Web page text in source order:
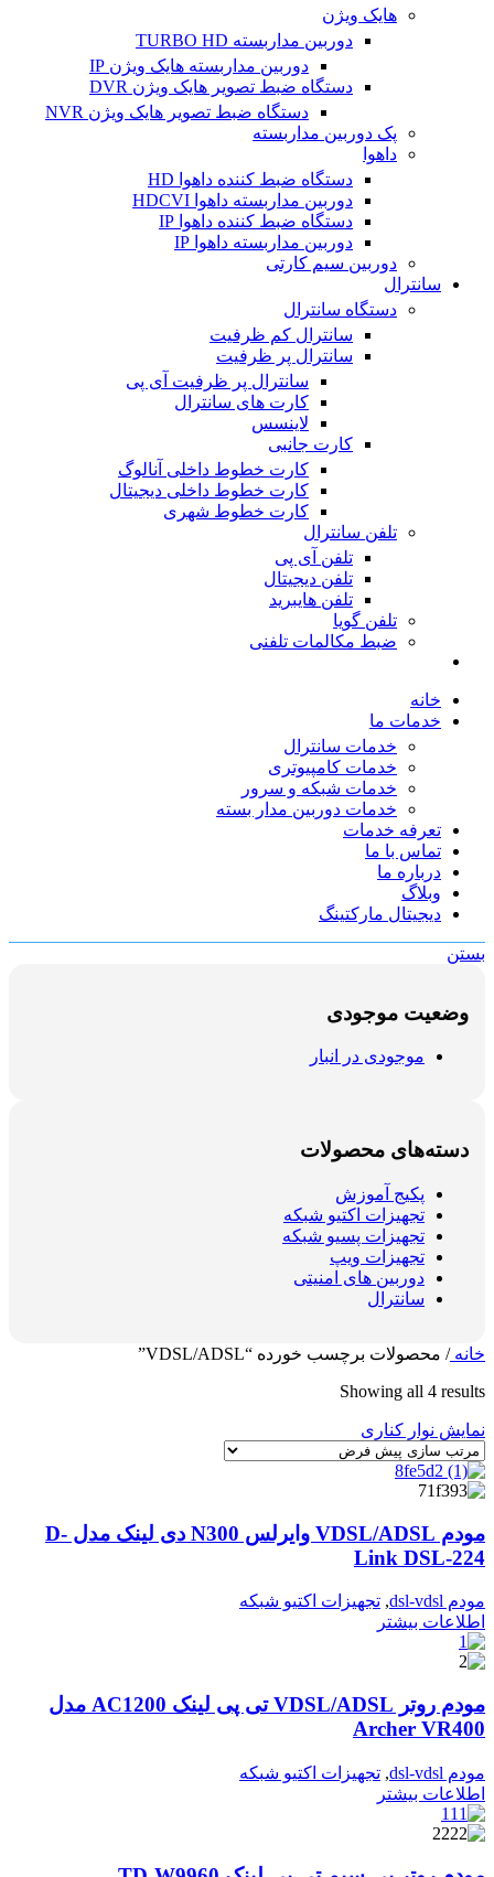
هایک ویژن
دوربین مداربسته TURBO HD
دوربین مداربسته هایک ویژن IP
دستگاه ضبط تصویر هایک ویژن DVR
دستگاه ضبط تصویر هایک ویژن NVR
پک دوربین مداربسته
داهوا
دستگاه ضبط کننده داهوا HD
دوربین مداربسته داهوا HDCVI
دستگاه ضبط کننده داهوا IP
دوربین مداربسته داهوا IP
دوربین سیم کارتی
سانترال
دستگاه سانترال
سانترال کم ظرفیت
سانترال پر ظرفیت
سانترال پر ظرفیت آی پی
کارت های سانترال
لاینسس
کارت جانبی
کارت خطوط داخلی آنالوگ
کارت خطوط داخلی دیجیتال
کارت خطوط شهری
تلفن سانترال
تلفن آی پی
تلفن دیجیتال
تلفن هایبرید
تلفن گویا
ضبط مکالمات تلفنی
خانه
خدمات ما
خدمات سانترال
خدمات کامپیوتری
خدمات شبکه و سرور
خدمات دوربین مدار بسته
تعرفه خدمات
تماس با ما
درباره ما
وبلاگ
دیجیتال مارکتینگ
بستن
وضعیت موجودی
موجودی در انبار
دسته‌های محصولات
پکیج آموزش
تجهیزات اکتیو شبکه
تجهیزات پسیو شبکه
تجهیزات ویپ
دوربین های امنیتی
سانترال
خانه/ محصولات برچسب خورده “VDSL/ADSL”
Showing all 4 results
نمایش نوار کناری
مودم VDSL/ADSL وایرلس N300 دی لینک مدل D-
Link DSL-224
مودم dsl-vdsl , تجهیزات اکتیو شبکه
اطلاعات بیشتر
مودم روتر VDSL/ADSL تی پی لینک AC1200 مدل
Archer VR400
مودم dsl-vdsl , تجهیزات اکتیو شبکه
اطلاعات بیشتر